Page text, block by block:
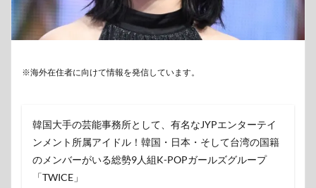
※海外在住者に向けて情報を発信しています。
韓国大手の芸能事務所として、有名なJYPエンターテイ
ンメント所属アイドル！韓国・日本・そして台湾の国籍
のメンバーがいる総勢9人組K-POPガールズグループ
「TWICE」